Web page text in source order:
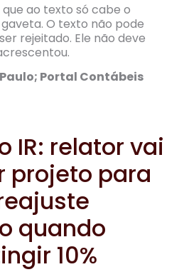
ao texto só cabe o
O texto não pode
rejeitado. Ele não deve
Portal Contábeis
IR: relator vai
projeto para
quando
10%